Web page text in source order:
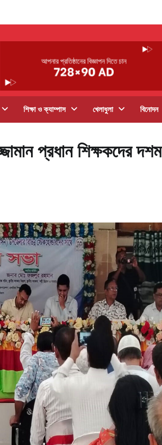
শিক্ষা ও ক্যাম্পাস খেলাধুলা বিনোদন
প্রধান শিক্ষকদের দশম